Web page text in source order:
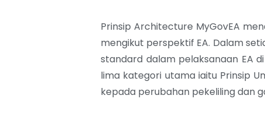
Prinsip Architecture MyGovEA
mengikut perspektif EA. Dalam
standard dalam pelaksanaan EA di
lima kategori utama iaitu Prinsip
kepada perubahan pekeliling dan